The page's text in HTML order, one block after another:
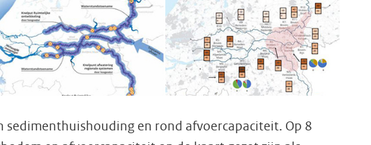
sedimenthuishouding en rond afvoercapaciteit. Op 8